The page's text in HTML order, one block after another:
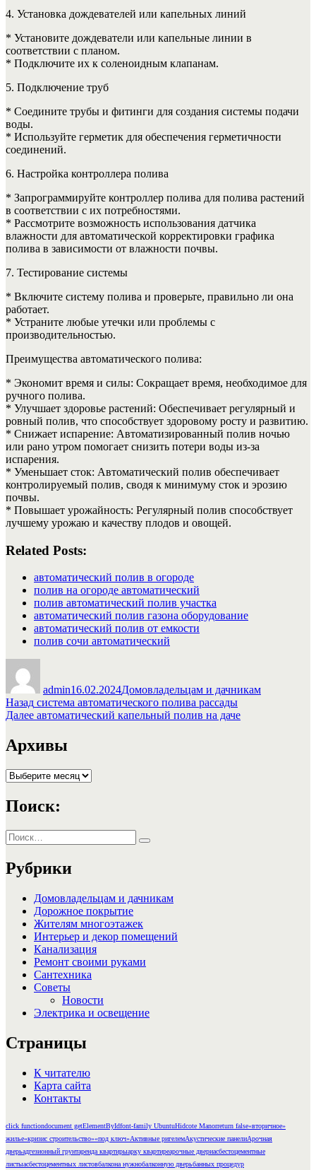
4. Установка дождевателей или капельных линий
* Установите дождеватели или капельные линии в
соответствии с планом.
* Подключите их к соленоидным клапанам.
5. Подключение труб
* Соедините трубы и фитинги для создания системы подачи
воды.
* Используйте герметик для обеспечения герметичности
соединений.
6. Настройка контроллера полива
* Запрограммируйте контроллер полива для полива растений
в соответствии с их потребностями.
* Рассмотрите возможность использования датчика
влажности для автоматической корректировки графика
полива в зависимости от влажности почвы.
7. Тестирование системы
* Включите систему полива и проверьте, правильно ли она
работает.
* Устраните любые утечки или проблемы с
производительностью.
Преимущества автоматического полива:
* Экономит время и силы: Сокращает время, необходимое для
ручного полива.
* Улучшает здоровье растений: Обеспечивает регулярный и
ровный полив, что способствует здоровому росту и развитию.
* Снижает испарение: Автоматизированный полив ночью
или рано утром помогает снизить потери воды из-за
испарения.
* Уменьшает сток: Автоматический полив обеспечивает
контролируемый полив, сводя к минимуму сток и эрозию
почвы.
* Повышает урожайность: Регулярный полив способствует
лучшему урожаю и качеству плодов и овощей.
Related Posts:
автоматический полив в огороде
полив на огороде автоматический
полив автоматический полив участка
автоматический полив газона оборудование
автоматический полив от емкости
полив сочи автоматический
admin16.02.2024Домовладельцам и дачникам
Навигация
по
записям
Назад Предыдущая
запись:
система автоматического полива рассады
Далее Следующая
автоматический капельный полив на даче
Архивы
Архивы
Поиск:
Искать:
Поиск
Рубрики
Домовладельцам и дачникам
Дорожное покрытие
Жителям многоэтажек
Интерьер и декор помещений
Канализация
Ремонт своими руками
Сантехника
Советы
Новости
Электрика и освещение
Страницы
К читателю
Карта сайта
Контакты
click functiondocument getElementByIdfont-family UbuntuHidcote Manorreturn false«вторичное»
жилье«кризис строительство»«под ключ»Активные ригелемАкустические панелиАрочная
дверьадгезионный грунтаренда квартирыарку квартиреарочные двериасбестоцементные
листыасбестоцементных листовбалкона нужнобалконную дверьбанных процедур